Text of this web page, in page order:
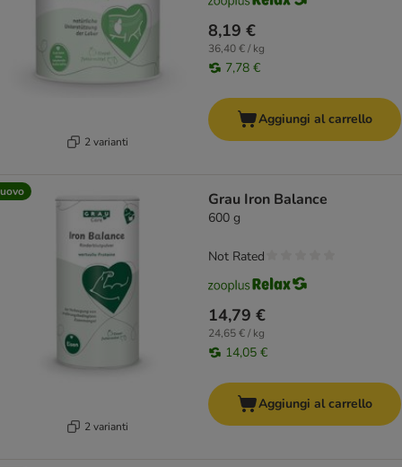
2 varianti
8,19 €
36,40 € / kg
7,78 €
Aggiungi al carrello
2 varianti
Grau Iron Balance
600 g
14,79 €
24,65 € / kg
14,05 €
Not Rated
Aggiungi al carrello